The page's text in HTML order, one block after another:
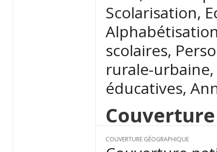
Scolarisation,
scolaires,
rurale-
éducatives,
Couverture
COUVERTURE GÉOGRAPHIQUE